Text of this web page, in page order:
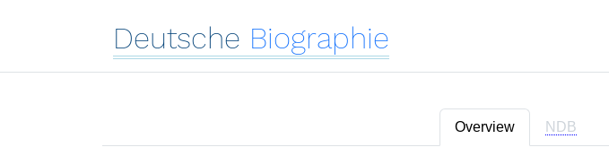
Deutsche Biographie
Overview NDB